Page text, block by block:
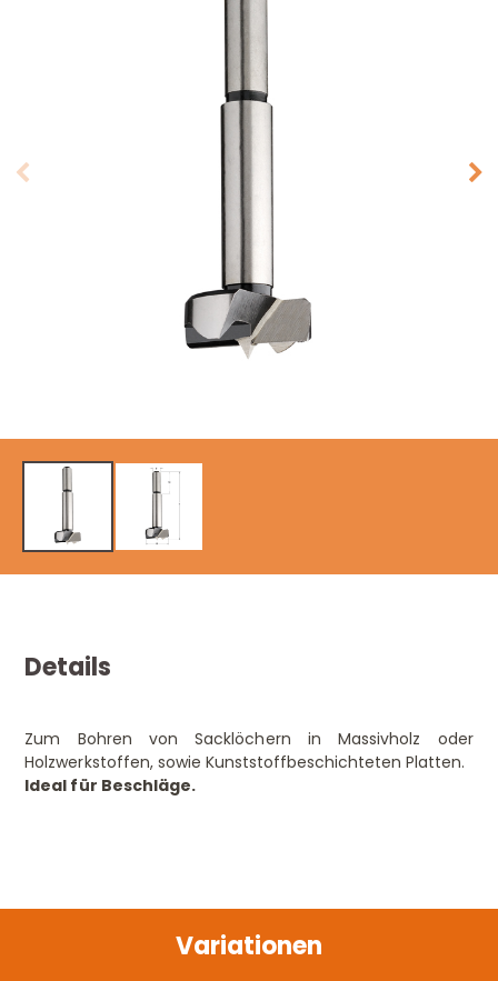
Details
Zum Bohren von Sacklöchern in Massivholz oder
Holzwerkstoffen, sowie Kunststoffbeschichteten Platten.
Ideal für Beschläge.
Variationen